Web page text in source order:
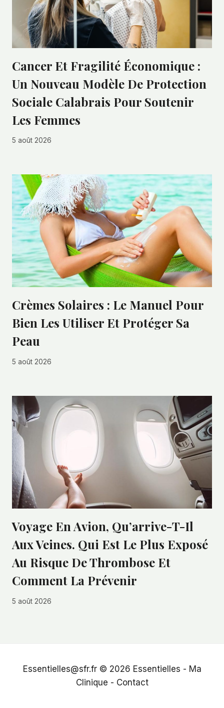
Cancer Et Fragilité Économique :
Un Nouveau Modèle De Protection
Sociale Calabrais Pour Soutenir
Les Femmes
5 août 2026
Crèmes Solaires : Le Manuel Pour
Bien Les Utiliser Et Protéger Sa
Peau
5 août 2026
Voyage En Avion, Qu’arrive-T-Il
Aux Veines. Qui Est Le Plus Exposé
Au Risque De Thrombose Et
Comment La Prévenir
5 août 2026
Essentielles@sfr.fr © 2026 Essentielles - Ma
Clinique - Contact